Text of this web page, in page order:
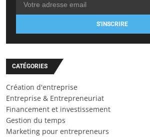
S'INSCRIRE
CATÉGORIES
Création d'entreprise
Entreprise & Entrepreneuriat
Financement et investissement
Gestion du temps
Marketing pour entrepreneurs